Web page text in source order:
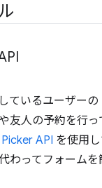
ているユーザーの
友人の予約を行っ
API を使用
わってフォーム